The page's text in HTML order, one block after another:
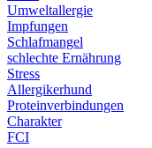
Umweltallergie
Impfungen
Schlafmangel
schlechte Ernährung
Stress
Allergikerhund
Proteinverbindungen
Charakter
FCI